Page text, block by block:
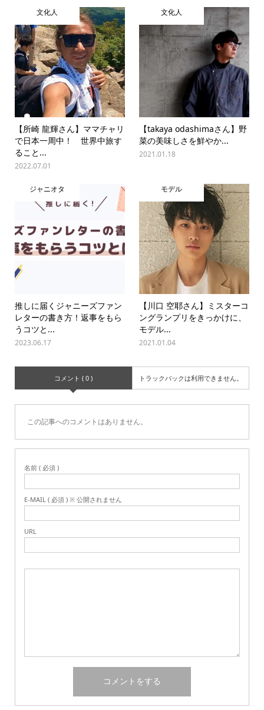
文化人
【所崎 龍輝さん】ママチャリ
で日本一周中！ 世界中旅す
ること...
2022.07.01
文化人
【takaya odashimaさん】野
菜の美味しさを鮮やか...
2021.01.18
ジャニオタ
推しに届くジャニーズファン
レターの書き方！返事をもら
うコツと...
2023.06.17
モデル
【川口 空耶さん】ミスターコ
ングランプリをきっかけに、
モデル...
2021.01.04
コメント ( 0 ) トラックバックは利用できません。
この記事へのコメントはありません。
名前 ( 必須 )
E-MAIL ( 必須 ) ※ 公開されません
URL